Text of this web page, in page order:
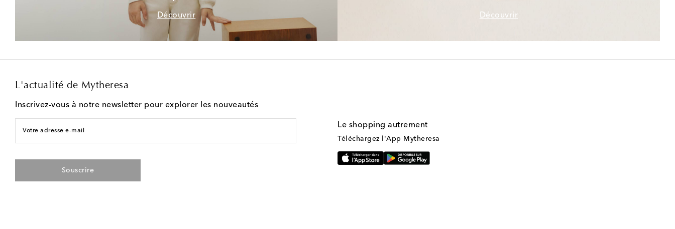
Découvrir Découvrir
L'actualité de Mytheresa
Inscrivez-vous à notre newsletter pour explorer les nouveautés
Votre adresse e-mail
Souscrire
Le shopping autrement
Téléchargez l'App Mytheresa